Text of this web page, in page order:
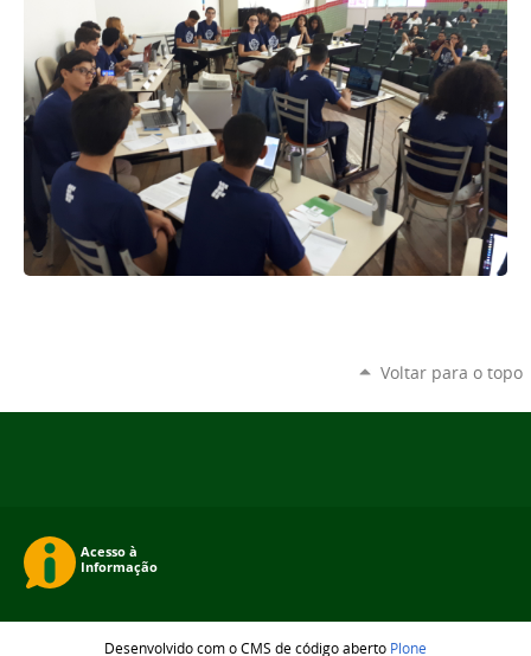
Voltar para o topo
Desenvolvido com o CMS de código aberto Plone